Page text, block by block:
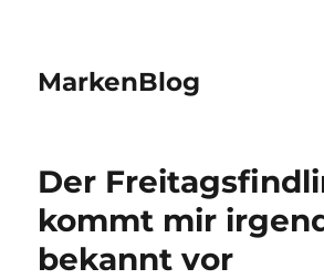
MarkenBlog
Der
kommt mir
bekannt vor